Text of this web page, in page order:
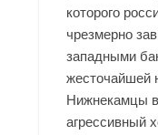
которого
чрезмерно
западными
жесточайшей
Нижнекамцы
агрессивный